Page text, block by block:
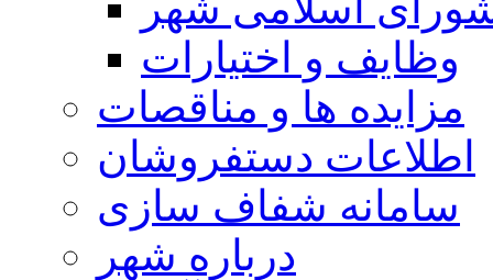
وظایف و اختیارات
مزایده ها و مناقصات
اطلاعات دستفروشان
سامانه شفاف سازی
درباره شهر